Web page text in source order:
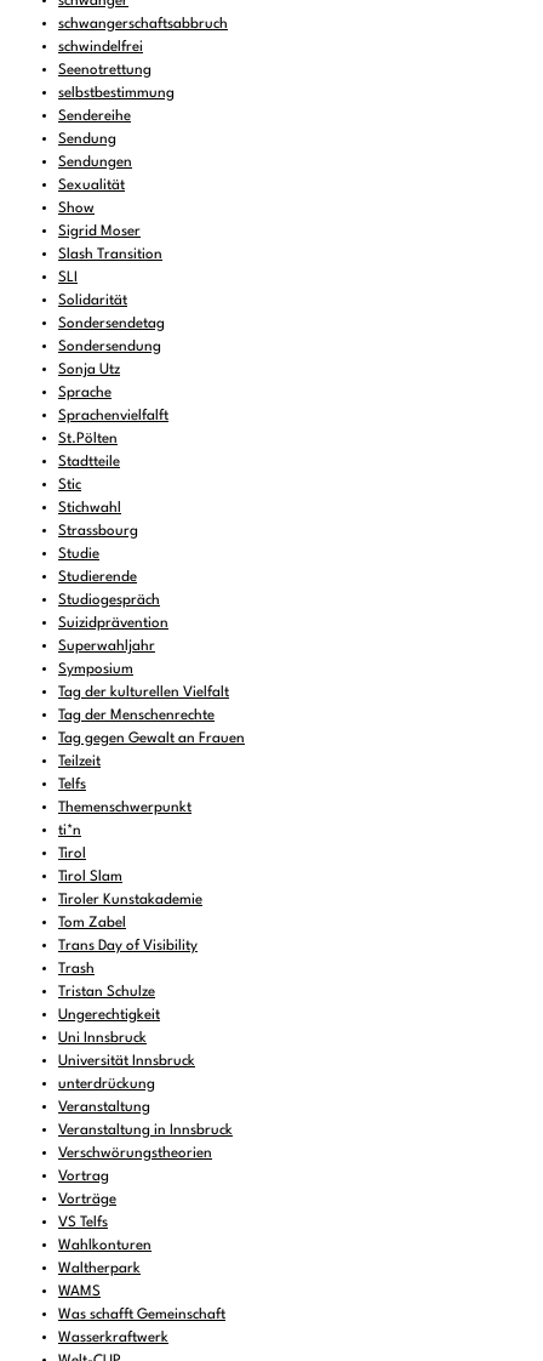
schwangerschaftsabbruch
schwindelfrei
Seenotrettung
selbstbestimmung
Sendereihe
Sendung
Sendungen
Sexualität
Show
Sigrid Moser
Slash Transition
SLI
Solidarität
Sondersendetag
Sondersendung
Sonja Utz
Sprache
Sprachenvielfalft
St.Pölten
Stadtteile
Stic
Stichwahl
Strassbourg
Studie
Studierende
Studiogespräch
Suizidprävention
Superwahljahr
Symposium
Tag der kulturellen Vielfalt
Tag der Menschenrechte
Tag gegen Gewalt an Frauen
Teilzeit
Telfs
Themenschwerpunkt
ti*n
Tirol
Tirol Slam
Tiroler Kunstakademie
Tom Zabel
Trans Day of Visibility
Trash
Tristan Schulze
Ungerechtigkeit
Uni Innsbruck
Universität Innsbruck
unterdrückung
Veranstaltung
Veranstaltung in Innsbruck
Verschwörungstheorien
Vortrag
Vorträge
VS Telfs
Wahlkonturen
Waltherpark
WAMS
Was schafft Gemeinschaft
Wasserkraftwerk